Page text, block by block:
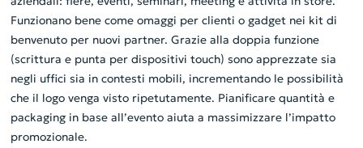
Funzionano bene come omaggi per clienti o gadget nei kit di
benvenuto per nuovi partner. Grazie alla doppia funzione
(scrittura e punta per dispositivi touch) sono apprezzate sia
negli uffici sia in contesti mobili, incrementando le possibilità
che il logo venga visto ripetutamente. Pianificare quantità e
packaging in base all’evento aiuta a massimizzare l’impatto
promozionale.